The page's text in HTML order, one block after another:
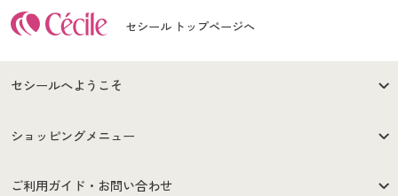
セシール トップページへ
セシールへようこそ
はじめての方へ
セシールご利用規約
ショッピングメニュー
商品カテゴリ
ご利用ガイド・お問い合わせ